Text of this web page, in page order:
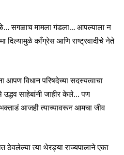
सगळाच मामला गंडला… आपल्याला न
दिल्यामुळे काँग्रेस आणि राष्ट्रवादीचे नेते
आपण विधान परिषदेच्या सदस्यत्वाचा
साहेबांनी जाहीर केले… पण
आजही त्याच्यावरून आमचा जीव
ठेवलेल्या त्या थेरड्या राज्यपालाने एका